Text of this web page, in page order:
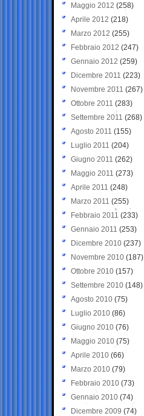
Maggio 2012 (258)
Aprile 2012 (218)
Marzo 2012 (255)
Febbraio 2012 (247)
Gennaio 2012 (259)
Dicembre 2011 (223)
Novembre 2011 (267)
Ottobre 2011 (283)
Settembre 2011 (268)
Agosto 2011 (155)
Luglio 2011 (204)
Giugno 2011 (262)
Maggio 2011 (273)
Aprile 2011 (248)
Marzo 2011 (255)
Febbraio 2011 (233)
Gennaio 2011 (253)
Dicembre 2010 (237)
Novembre 2010 (187)
Ottobre 2010 (157)
Settembre 2010 (148)
Agosto 2010 (75)
Luglio 2010 (86)
Giugno 2010 (76)
Maggio 2010 (75)
Aprile 2010 (66)
Marzo 2010 (79)
Febbraio 2010 (73)
Gennaio 2010 (74)
Dicembre 2009 (74)